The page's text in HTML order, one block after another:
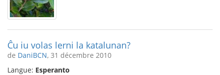
Ĉu iu volas lerni la katalunan?
de DaniBCN, 31 décembre 2010
Langue: Esperanto